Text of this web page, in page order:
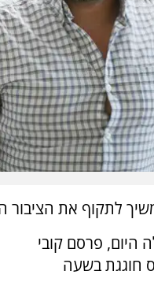
לתקוף את הציבור
היום, פרסם קובי
חוגגת בשעה